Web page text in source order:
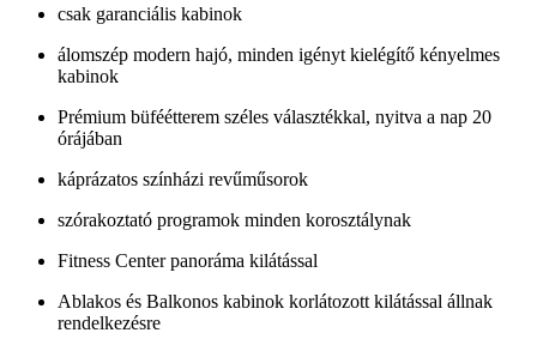
csak garanciális kabinok
álomszép modern hajó, minden igényt kielégítő kényelmes
kabinok
Prémium büféétterem széles választékkal, nyitva a nap 20
órájában
káprázatos színházi revűműsorok
szórakoztató programok minden korosztálynak
Fitness Center panoráma kilátással
Ablakos és Balkonos kabinok korlátozott kilátással állnak
rendelkezésre